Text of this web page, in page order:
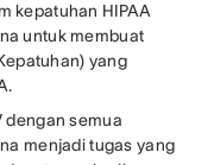
kepatuhan HIPAA
untuk membuat
yang
dengan semua
menjadi tugas yang